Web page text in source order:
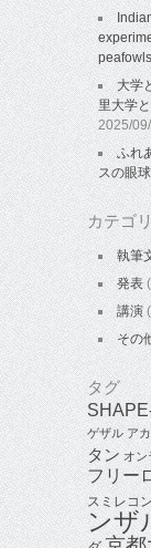
peafowls
大学
里大学
2025/
ふれ
スの眼
カテゴ
執筆
発表
講演
その
タグ
ゲザル ア
タン オン
フリー
スミレコ
ンザ